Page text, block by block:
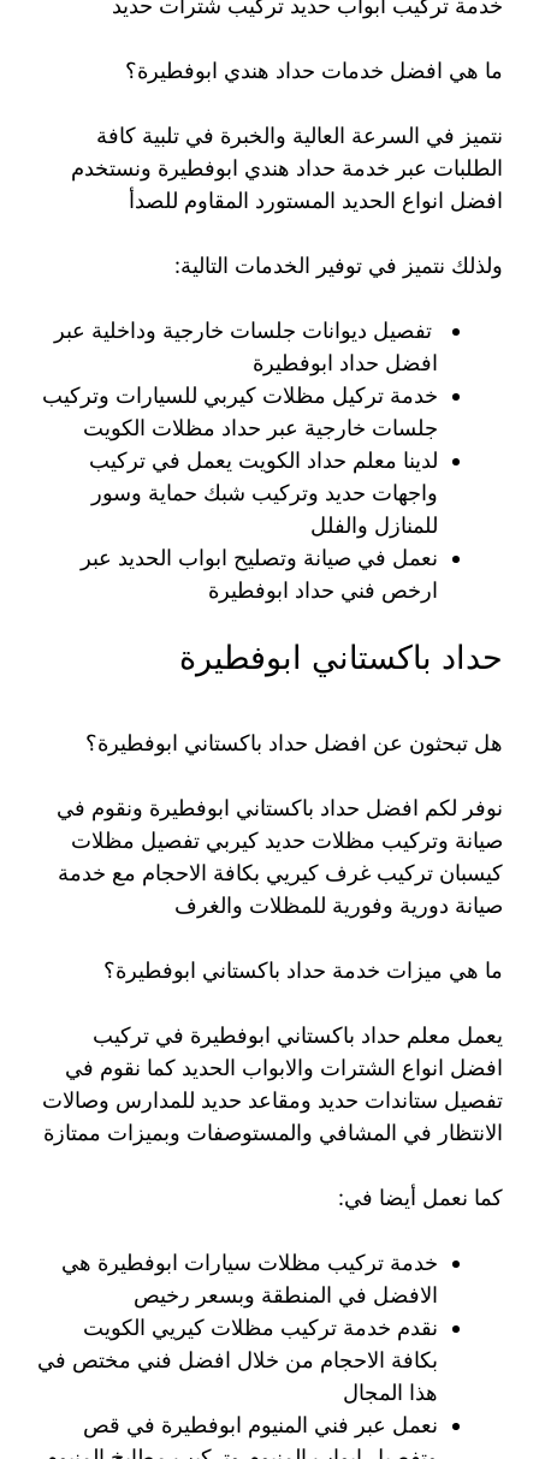
خدمة تركيب ابواب حديد تركيب شترات حديد
ما هي افضل خدمات حداد هندي ابوفطيرة؟
نتميز في السرعة العالية والخبرة في تلبية كافة
الطلبات عبر خدمة حداد هندي ابوفطيرة ونستخدم
افضل انواع الحديد المستورد المقاوم للصدأ
ولذلك نتميز في توفير الخدمات التالية:
تفصيل ديوانات جلسات خارجية وداخلية عبر
افضل حداد ابوفطيرة
خدمة تركيل مظلات كيربي للسيارات وتركيب
جلسات خارجية عبر حداد مظلات الكويت
لدينا معلم حداد الكويت يعمل في تركيب
واجهات حديد وتركيب شبك حماية وسور
للمنازل والفلل
نعمل في صيانة وتصليح ابواب الحديد عبر
ارخص فني حداد ابوفطيرة
حداد باكستاني ابوفطيرة
هل تبحثون عن افضل حداد باكستاني ابوفطيرة؟
نوفر لكم افضل حداد باكستاني ابوفطيرة ونقوم في
صيانة وتركيب مظلات حديد كيربي تفصيل مظلات
كيسبان تركيب غرف كيريي بكافة الاحجام مع خدمة
صيانة دورية وفورية للمظلات والغرف
ما هي ميزات خدمة حداد باكستاني ابوفطيرة؟
يعمل معلم حداد باكستاني ابوفطيرة في تركيب
افضل انواع الشترات والابواب الحديد كما نقوم في
تفصيل ستاندات حديد ومقاعد حديد للمدارس وصالات
الانتظار في المشافي والمستوصفات وبميزات ممتازة
كما نعمل أيضا في:
خدمة تركيب مظلات سيارات ابوفطيرة هي
الافضل في المنطقة وبسعر رخيص
نقدم خدمة تركيب مظلات كيريي الكويت
بكافة الاحجام من خلال افضل فني مختص في
هذا المجال
نعمل عبر فني المنيوم ابوفطيرة في قص